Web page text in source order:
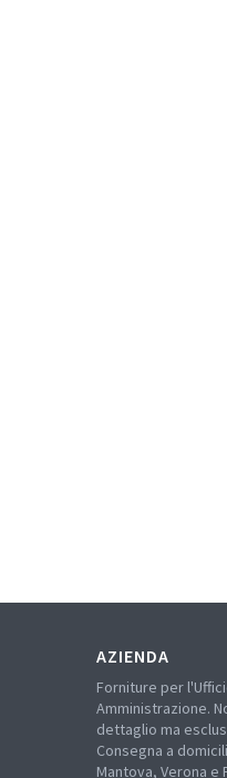
AZIENDA
Forniture per
Amministrazione.
dettaglio ma
Consegna a
Mantova, Verona